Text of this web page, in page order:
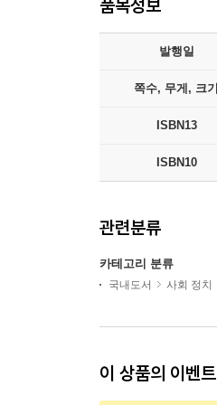
품목정보
발행일
쪽수, 무게, 크기
ISBN13
ISBN10
관련분류
카테고리 분류
국내도서 사회 정치
이 상품의 이벤트